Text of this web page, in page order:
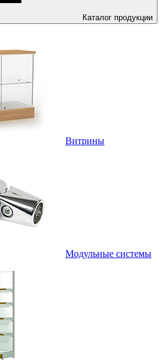
Каталог продукции
Витрины
Модульные системы